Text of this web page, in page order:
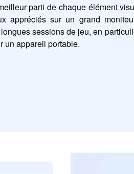
parti de chaque élément
appréciés sur un grand
sessions de jeu, en
un appareil portable.